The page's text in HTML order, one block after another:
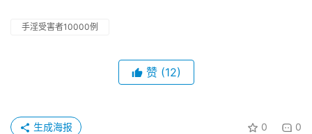
手淫受害者10000例
赞 (12)
0 0
生成海报